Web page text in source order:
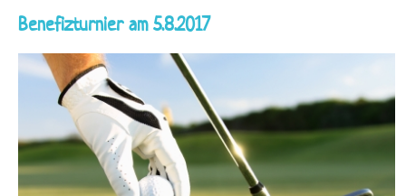
Benefizturnier am 5.8.2017